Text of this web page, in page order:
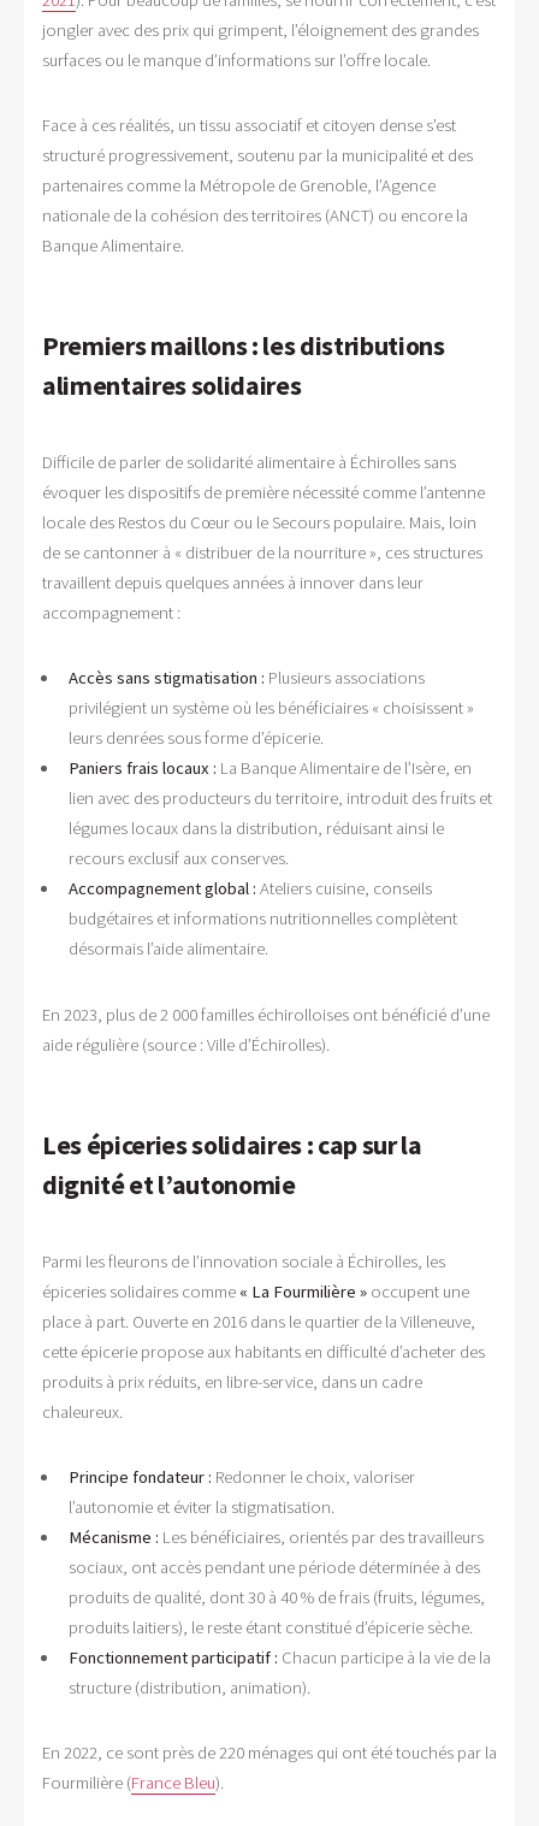
jongler avec des prix qui grimpent, l’éloignement des grandes
surfaces ou le manque d’informations sur l’offre locale.
Face à ces réalités, un tissu associatif et citoyen dense s’est
structuré progressivement, soutenu par la municipalité et des
partenaires comme la Métropole de Grenoble, l’Agence
nationale de la cohésion des territoires (ANCT) ou encore la
Banque Alimentaire.
Premiers maillons : les distributions
alimentaires solidaires
Difficile de parler de solidarité alimentaire à Échirolles sans
évoquer les dispositifs de première nécessité comme l’antenne
locale des Restos du Cœur ou le Secours populaire. Mais, loin
de se cantonner à « distribuer de la nourriture », ces structures
travaillent depuis quelques années à innover dans leur
accompagnement :
Accès sans stigmatisation : Plusieurs associations
privilégient un système où les bénéficiaires « choisissent »
leurs denrées sous forme d’épicerie.
Paniers frais locaux : La Banque Alimentaire de l’Isère, en
lien avec des producteurs du territoire, introduit des fruits et
légumes locaux dans la distribution, réduisant ainsi le
recours exclusif aux conserves.
Accompagnement global : Ateliers cuisine, conseils
budgétaires et informations nutritionnelles complètent
désormais l’aide alimentaire.
En 2023, plus de 2 000 familles échirolloises ont bénéficié d’une
aide régulière (source : Ville d’Échirolles).
Les épiceries solidaires : cap sur la
dignité et l’autonomie
Parmi les fleurons de l’innovation sociale à Échirolles, les
épiceries solidaires comme « La Fourmilière » occupent une
place à part. Ouverte en 2016 dans le quartier de la Villeneuve,
cette épicerie propose aux habitants en difficulté d’acheter des
produits à prix réduits, en libre-service, dans un cadre
chaleureux.
Principe fondateur : Redonner le choix, valoriser
l’autonomie et éviter la stigmatisation.
Mécanisme : Les bénéficiaires, orientés par des travailleurs
sociaux, ont accès pendant une période déterminée à des
produits de qualité, dont 30 à 40 % de frais (fruits, légumes,
produits laitiers), le reste étant constitué d’épicerie sèche.
Fonctionnement participatif : Chacun participe à la vie de la
structure (distribution, animation).
En 2022, ce sont près de 220 ménages qui ont été touchés par la
Fourmilière (France Bleu).